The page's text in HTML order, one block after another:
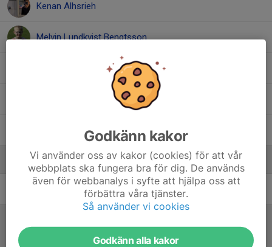
Kenan Alhsrieh
Melvin Lundkvist Bengtsson
William Poropat
Ledare
Emsud VuckicLedare
Referat
Godkänn kakor
Vi använder oss av kakor (cookies) för att vår
webbplats ska fungera bra för dig. De används
även för webbanalys i syfte att hjälpa oss att
förbättra våra tjänster.
Så använder vi cookies
Godkänn alla kakor